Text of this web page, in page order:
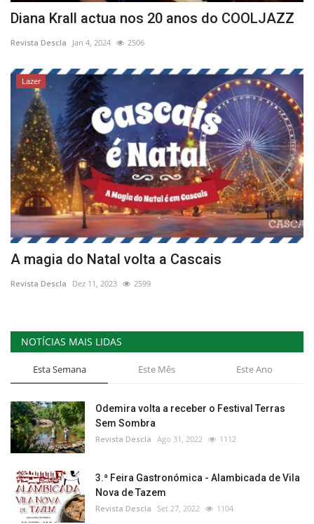
Diana Krall actua nos 20 anos do COOLJAZZ
Revista Descla Jan 4, 2024 2506
Lazer
A magia do Natal volta a Cascais
Revista Descla Dez 11, 2023 2599
NOTÍCIAS MAIS LIDAS
Esta Semana Este Mês Este Ano
Odemira volta a receber o Festival Terras
Sem Sombra
Revista Descla Ago 31, 2022 1112
3.ª Feira Gastronómica - Alambicada de Vila
Nova de Tazem
Revista Descla Set 27, 2022 1104